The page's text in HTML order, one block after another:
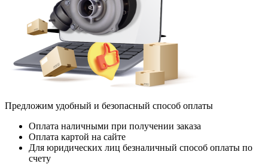
Предложим удобный и безопасный способ оплаты
Оплата наличными при получении заказа
Оплата картой на сайте
Для юридических лиц безналичный способ оплаты по
счету